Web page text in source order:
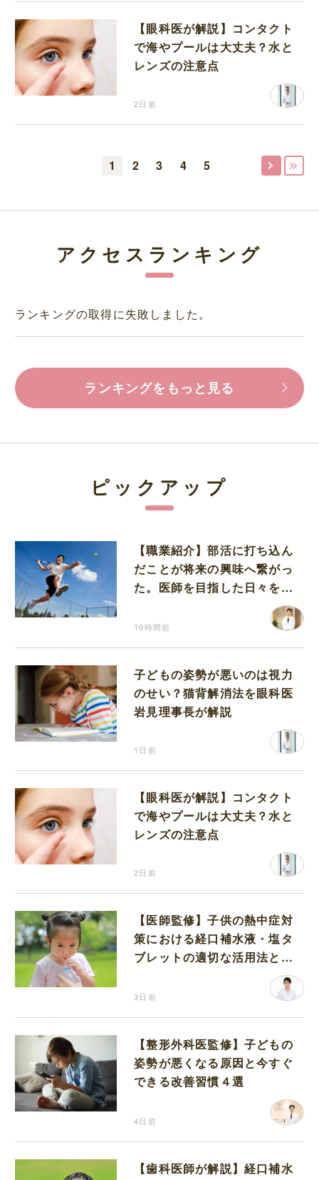
【眼科医が解説】コンタクト
で海やプールは大丈夫？水と
レンズの注意点
2日前
1 2 3 4 5
アクセスランキング
ランキングの取得に失敗しました。
ランキングをもっと見る
ピックアップ
【職業紹介】部活に打ち込ん
だことが将来の興味へ繋がっ
た。医師を目指した日々を振
10時間前
子どもの姿勢が悪いのは視力
のせい？猫背解消法を眼科医
岩見理事長が解説
1日前
【眼科医が解説】コンタクト
で海やプールは大丈夫？水と
レンズの注意点
2日前
【医師監修】子供の熱中症対
策における経口補水液・塩タ
ブレットの適切な活用法と水
3日前
【整形外科医監修】子どもの
姿勢が悪くなる原因と今すぐ
できる改善習慣４選
4日前
【歯科医師が解説】経口補水